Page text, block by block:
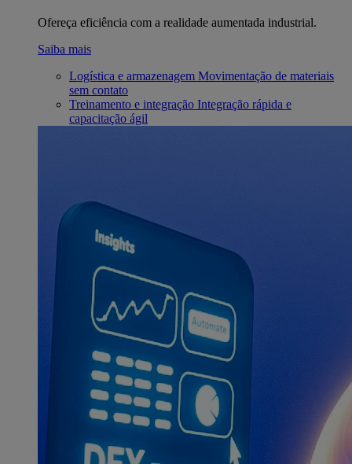
Ofereça eficiência com a realidade aumentada industrial.
Saiba mais
Logística e armazenagem Movimentação de materiais
sem contato
Treinamento e integração Integração rápida e
capacitação ágil